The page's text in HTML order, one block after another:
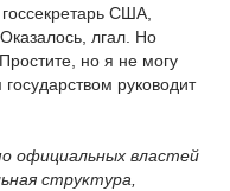
США,
лгал. Но
но я не могу
руководит
официальных властей
структура,